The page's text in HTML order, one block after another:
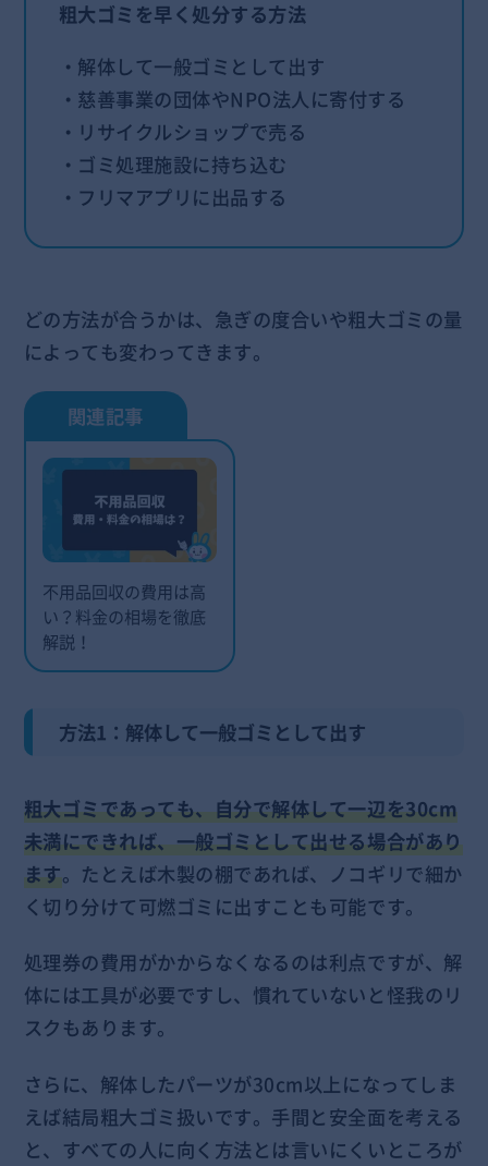
粗大ゴミを早く処分する方法
・解体して一般ゴミとして出す
・慈善事業の団体やNPO法人に寄付する
・リサイクルショップで売る
・ゴミ処理施設に持ち込む
・フリマアプリに出品する
どの方法が合うかは、急ぎの度合いや粗大ゴミの量
によっても変わってきます。
不用品回収の費用は高
い？料金の相場を徹底
解説！
方法1：解体して一般ゴミとして出す
粗大ゴミであっても、自分で解体して一辺を30cm
未満にできれば、一般ゴミとして出せる場合があり
ます。たとえば木製の棚であれば、ノコギリで細か
く切り分けて可燃ゴミに出すことも可能です。
処理券の費用がかからなくなるのは利点ですが、解
体には工具が必要ですし、慣れていないと怪我のリ
スクもあります。
さらに、解体したパーツが30cm以上になってしま
えば結局粗大ゴミ扱いです。手間と安全面を考える
と、すべての人に向く方法とは言いにくいところが